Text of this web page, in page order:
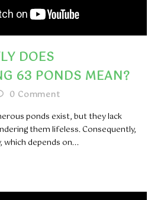
DOES
63 PONDS MEAN?
0 Comment
ponds exist, but they lack
them lifeless. Consequently,
depends on...